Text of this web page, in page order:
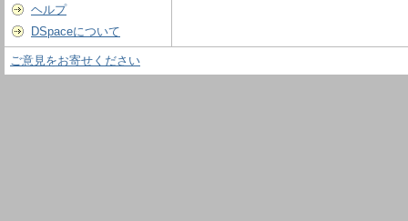
ヘルプ
DSpaceについて
ご意見をお寄せください